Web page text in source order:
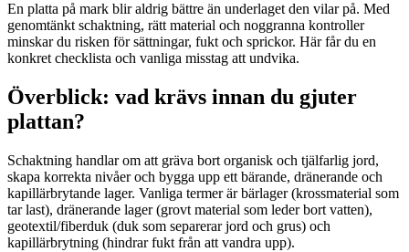
En platta på mark blir aldrig bättre än underlaget den vilar på. Med
genomtänkt schaktning, rätt material och noggranna kontroller
minskar du risken för sättningar, fukt och sprickor. Här får du en
konkret checklista och vanliga misstag att undvika.
Överblick: vad krävs innan du gjuter
plattan?
Schaktning handlar om att gräva bort organisk och tjälfarlig jord,
skapa korrekta nivåer och bygga upp ett bärande, dränerande och
kapillärbrytande lager. Vanliga termer är bärlager (krossmaterial som
tar last), dränerande lager (grovt material som leder bort vatten),
geotextil/fiberduk (duk som separerar jord och grus) och
kapillärbrytning (hindrar fukt från att vandra upp).